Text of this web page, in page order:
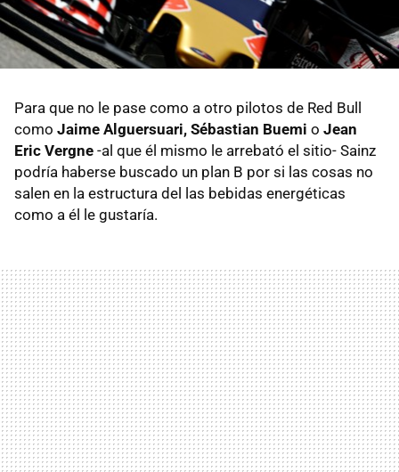
Para que no le pase como a otro pilotos de Red Bull
como Jaime Alguersuari, Sébastian Buemi o Jean
Eric Vergne -al que él mismo le arrebató el sitio- Sainz
podría haberse buscado un plan B por si las cosas no
salen en la estructura del las bebidas energéticas
como a él le gustaría.